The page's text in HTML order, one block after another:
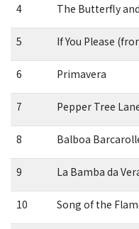
4 The Butterfly
5 If You Please
6 Primavera
7 Pepper Tree
8 Balboa
9 La Bamba da
10 Song of the